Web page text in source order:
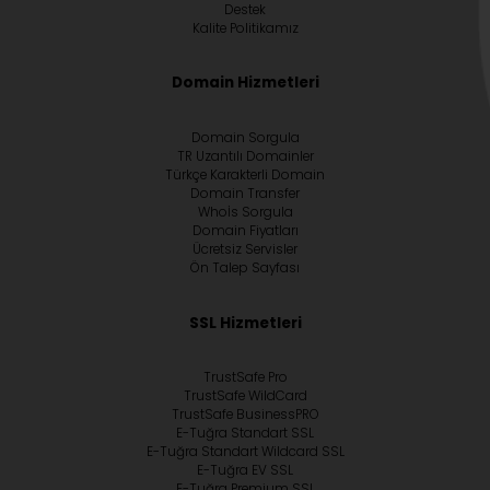
Destek
Kalite Politikamız
Domain Hizmetleri
Domain Sorgula
TR Uzantılı Domainler
Türkçe Karakterli Domain
Domain Transfer
Whoİs Sorgula
Domain Fiyatları
Ücretsiz Servisler
Ön Talep Sayfası
SSL Hizmetleri
TrustSafe Pro
TrustSafe WildCard
TrustSafe BusinessPRO
E-Tuğra Standart SSL
E-Tuğra Standart Wildcard SSL
E-Tuğra EV SSL